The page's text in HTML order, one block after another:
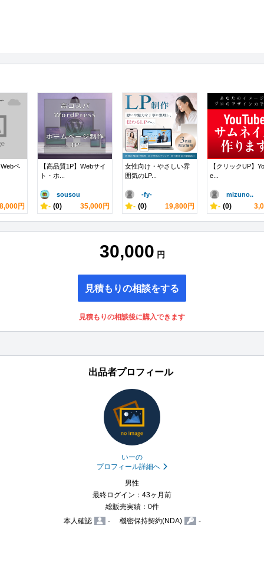
ペ
円
【高品質1P】Webサイ
ト・ホ...
sousou
- (0) 35,000円
女性向け・やさしい雰
囲気のLP...
-fy-
- (0) 19,800円
【クリックUP】
e...
mizuno..
- (0)
30,000 円
見積もりの相談をする
見積もりの相談後に購入できます
出品者プロフィール
いーの
プロフィール詳細へ
男性
最終ログイン：43ヶ月前
総販売実績：0件
本人確認
- 機密保持契約(NDA) -